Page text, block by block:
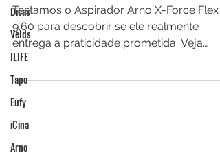
Dicas
Velds
ILIFE
Tapo
Eufy
iCina
Arno
Melhor Aspirador Sem Fio?
Testamos o Aspirador Arno X-Force Flex
entrega a praticidade prometida. Veja
nossa análise completa sobre potência,
autonomia, tubo Flex, acessórios e
desempenho no dia a dia.